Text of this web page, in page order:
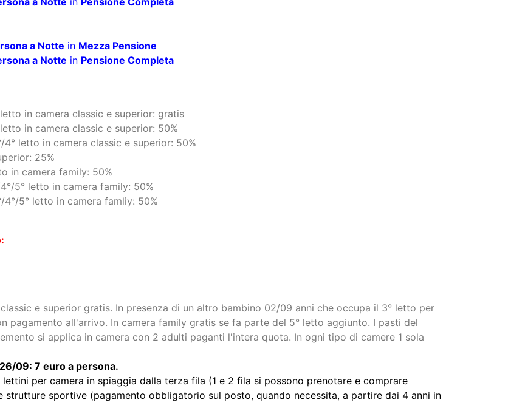
a Notte in Mezza Pensione
22/08
a Notte in Mezza Pensione
a NotteinMezza Pensione
a NotteinPensione Completa
in camera classic e superior: gratis
in camera classic e superior: 50%
letto in camera classic e superior: 50%
25%
5° letto in camera family: 50%
5° letto in camera famliy: 50%
e superior gratis. In presenza di un altro bambino 02/09 anni che occupa il 3° letto per
pagamento all'arrivo. In camera family gratis se fa parte del 5° letto aggiunto. I pasti del